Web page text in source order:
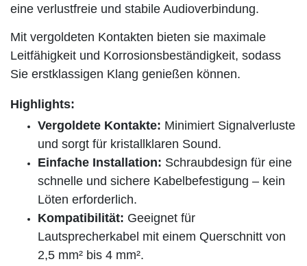
eine verlustfreie und stabile Audioverbindung.
Mit vergoldeten Kontakten bieten sie maximale
Leitfähigkeit und Korrosionsbeständigkeit, sodass
Sie erstklassigen Klang genießen können.
Highlights:
Vergoldete Kontakte: Minimiert Signalverluste
und sorgt für kristallklaren Sound.
Einfache Installation: Schraubdesign für eine
schnelle und sichere Kabelbefestigung – kein
Löten erforderlich.
Kompatibilität: Geeignet für
Lautsprecherkabel mit einem Querschnitt von
2,5 mm² bis 4 mm².